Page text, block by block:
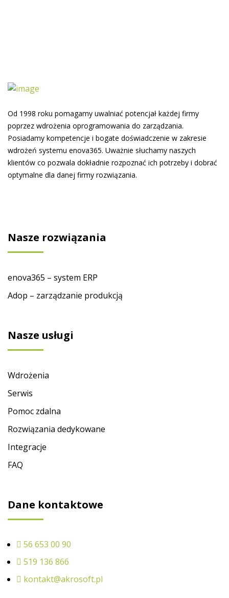
Od 1998 roku pomagamy uwalniać potencjał każdej firmy
poprzez wdrożenia oprogramowania do zarządzania.
Posiadamy kompetencje i bogate doświadczenie w zakresie
wdrożeń systemu enova365. Uważnie słuchamy naszych
klientów co pozwala dokładnie rozpoznać ich potrzeby i dobrać
optymalne dla danej firmy rozwiązania.
Nasze rozwiązania
enova365 – system ERP
Adop – zarządzanie produkcją
Nasze usługi
Wdrożenia
Serwis
Pomoc zdalna
Rozwiązania dedykowane
Integracje
FAQ
Dane kontaktowe
56 653 00 90
519 136 866
kontakt@akrosoft.pl